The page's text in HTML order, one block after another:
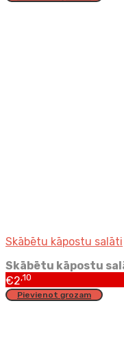
Skābētu kāpostu salāti
Skābētu kāpostu
€2,10
Pievienot grozam